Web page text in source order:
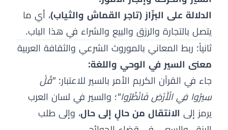
الدلالة على البزّاز (تاجر القماش والثياب)، أي ما
يتصل بالتجارة والرزق والبيع والشراء في هذا الباب.
ثانياً: ربط المعاني بالموروث الشرعي والثقافة العربية
معنى السير في الوحي واللغة:
جاء في القرآن الكريم الأمر بالسير للاعتبار:"قُلْ
سِيرُوا فِي الْأَرْضِ فَانْظُرُوا"؛ والسير في لسان العرب
يرمز إلى الانتقال من حالٍ إلى حال، وإلى طلب